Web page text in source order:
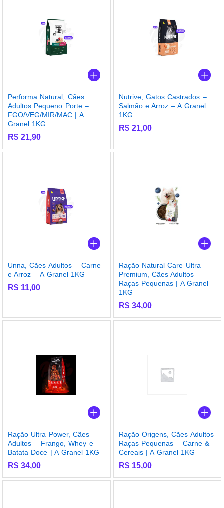
Performa Natural, Cães
Adultos Pequeno Porte –
FGO/VEG/MIR/MAC | A
Granel 1KG
R$ 21,90
Nutrive, Gatos Castrados –
Salmão e Arroz – A Granel
1KG
R$21,00
Unna, Cães Adultos – Carne
e Arroz – A Granel 1KG
R$ 11,00
Ração Natural Care Ultra
Premium, Cães Adultos
Raças Pequenas | A Granel
1KG
R$34,00
Ração Ultra Power, Cães
Adultos – Frango, Whey e
Batata Doce | A Granel 1KG
R$ 34,00
Ração Origens, Cães Adultos
Raças Pequenas – Carne &
Cereais | A Granel 1KG
R$15,00